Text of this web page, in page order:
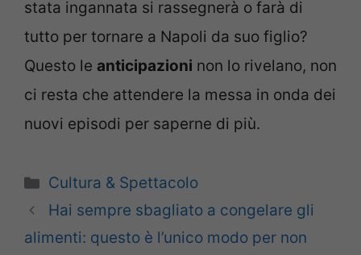
stata ingannata si rassegnerà o farà di
tutto per tornare a Napoli da suo figlio?
Questo le anticipazioni non lo rivelano, non
ci resta che attendere la messa in onda dei
nuovi episodi per saperne di più.
Categorie
Cultura & Spettacolo
Hai sempre sbagliato a congelare gli
alimenti: questo è l’unico modo per non